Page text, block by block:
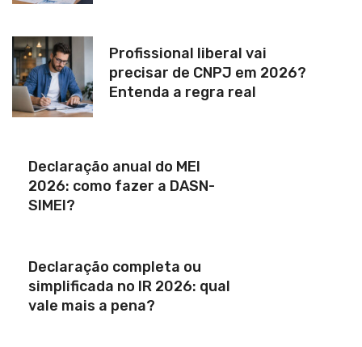
Profissional liberal vai
precisar de CNPJ em 2026?
Entenda a regra real
Declaração anual do MEI
2026: como fazer a DASN-
SIMEI?
Declaração completa ou
simplificada no IR 2026: qual
vale mais a pena?